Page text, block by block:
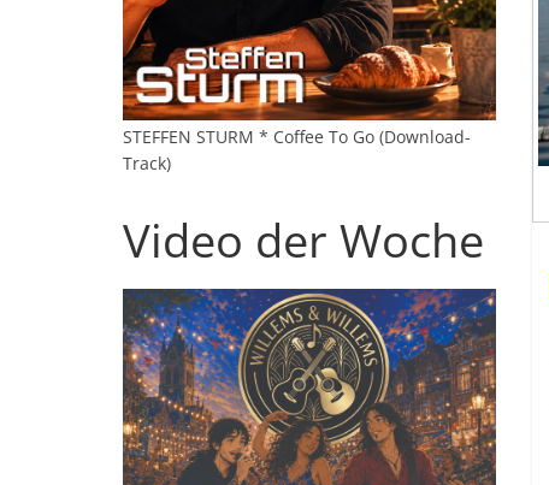
STEFFEN STURM * Coffee To Go (Download-
Track)
Video der Woche